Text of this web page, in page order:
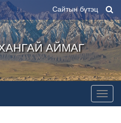
Сайтын бүтэц
АЙМАГ